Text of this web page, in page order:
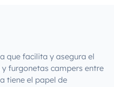
que facilita y asegura el
furgonetas campers entre
tiene el papel de